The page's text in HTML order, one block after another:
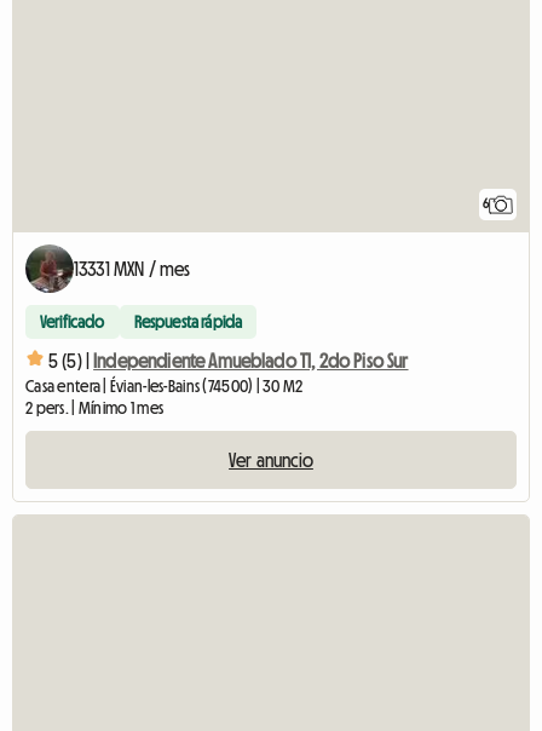
6
13331 MXN / mes
Verificado Respuesta rápida
5 (5) | Independiente Amueblado T1, 2do Piso Sur
Casa entera | Évian-les-Bains (74500) | 30 M2
2 pers. | Mínimo 1 mes
Ver anuncio